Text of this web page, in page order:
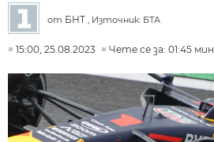
от БНТ , Източник: БТА
15:00, 25.08.2023 Чете се за: 01:45